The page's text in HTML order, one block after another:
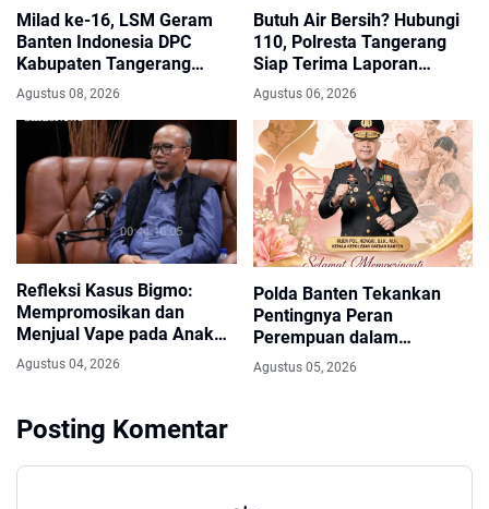
Milad ke-16, LSM Geram
Banten Indonesia DPC
Kabupaten Tangerang
Perkuat Silaturahmi dan
Agustus 08, 2026
Butuh Air Bersih? Hubungi
110, Polresta Tangerang
Siap Terima Laporan
Kekeringan dan Kebakaran
Agustus 06, 2026
Refleksi Kasus Bigmo:
Mempromosikan dan
Menjual Vape pada Anak
adalah Kriminal
Agustus 04, 2026
Polda Banten Tekankan
Pentingnya Peran
Perempuan dalam
Pembangunan Bangsa
Agustus 05, 2026
Posting Komentar